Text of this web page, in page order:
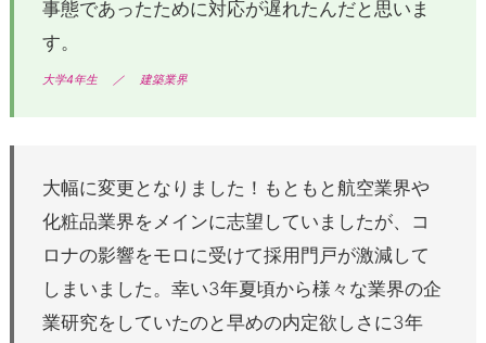
事態であったために対応が遅れたんだと思いま
す。
大学4年生 ／ 建築業界
大幅に変更となりました！もともと航空業界や
化粧品業界をメインに志望していましたが、コ
ロナの影響をモロに受けて採用門戸が激減して
しまいました。幸い3年夏頃から様々な業界の企
業研究をしていたのと早めの内定欲しさに3年